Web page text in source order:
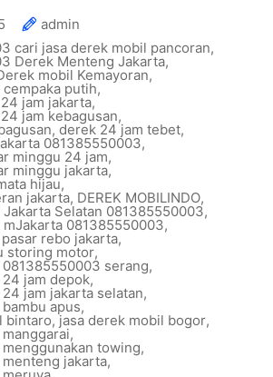
admin
cari jasa derek mobil pancoran,
Derek Menteng Jakarta,
mobil Kemayoran,
putih,
jam jakarta,
jam kebagusan,
, derek 24 jam tebet,
081385550003,
minggu 24 jam,
minggu jakarta,
hijau,
jakarta, DEREK MOBILINDO,
Selatan 081385550003,
081385550003,
rebo jakarta,
storing motor,
serang,
jam depok,
jam jakarta selatan,
apus,
bintaro,jasa derek mobil bogor,
,
towing,
jakarta,